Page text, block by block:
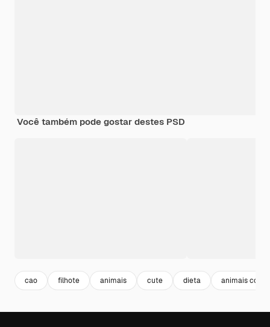
Você também pode gostar destes PSD
cao filhote animais cute dieta animais